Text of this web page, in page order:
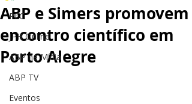
PEC
JPH Online
ABP na Mídia
ABP TV
Eventos
ABP e Simers promovem
encontro científico em
Porto Alegre